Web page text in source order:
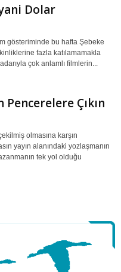
Dolar
gösteriminde bu hafta Şebeke
fazla katılamamakla
çok anlamlı filmlerin...
Pencerelere Çıkın
olmasına karşın
yayın alanındaki yozlaşmanın
tek yol olduğu